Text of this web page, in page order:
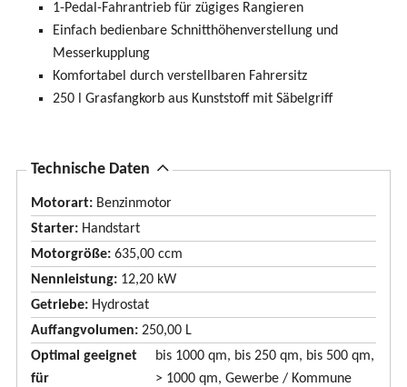
1-Pedal-Fahrantrieb für zügiges Rangieren
Einfach bedienbare Schnitthöhenverstellung und
Messerkupplung
Komfortabel durch verstellbaren Fahrersitz
250 l Grasfangkorb aus Kunststoff mit Säbelgriff
A
u
s
b
l
e
n
d
e
Technische Daten
Motorart: Benzinmotor
Starter: Handstart
Motorgröße: 635,00 ccm
Nennleistung: 12,20 kW
Getriebe: Hydrostat
Auffangvolumen: 250,00 L
Optimal geeignet
für
bis 1000 qm, bis 250 qm, bis 500 qm,
> 1000 qm, Gewerbe / Kommune